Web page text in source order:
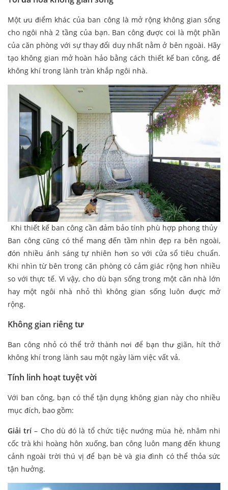
Một ưu điểm khác của ban công là mở rộng không gian sống
cho ngôi nhà 2 tầng của bạn. Ban công được coi là một phần
của căn phòng với sự thay đổi duy nhất nằm ở bên ngoài. Hãy
tạo không gian mở hoàn hảo bằng cách thiết kế ban công, để
không khí trong lành tràn khắp ngôi nhà.
Khi thiết kế ban công cần đảm bảo tính phù hợp phong thủy
Ban công cũng có thể mang đến tầm nhìn đẹp ra bên ngoài,
đón nhiều ánh sáng tự nhiên hơn so với cửa sổ tiêu chuẩn.
Khi nhìn từ bên trong căn phòng có cảm giác rộng hơn nhiều
so với thực tế. Vì vậy, cho dù bạn sống trong một căn nhà lớn
hay một ngôi nhà nhỏ thì không gian sống luôn được mở
rộng.
Không gian riêng tư
Ban công nhỏ có thể trở thành nơi để bạn thư giãn, hít thở
không khí trong lành sau một ngày làm việc vất vả.
Tính linh hoạt tuyệt vời
Với ban công, bạn có thể tận dụng không gian này cho nhiều
mục đích, bao gồm:
Giải trí– Cho dù đó là tổ chức tiệc nướng mùa hè, nhâm nhi
cốc trà khi hoàng hôn xuống, ban công luôn mang đến khung
cảnh ngoài trời thú vị để bạn bè và gia đình có thể thỏa sức
tận hưởng.